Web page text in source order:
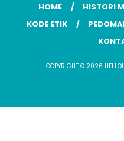
HOME HISTORI
KODE ETIK
COPYRIGHT © 2026